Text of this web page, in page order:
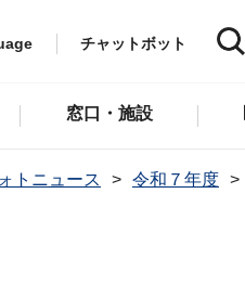
チャットボット
窓口・施設
トニュース
令和７年度